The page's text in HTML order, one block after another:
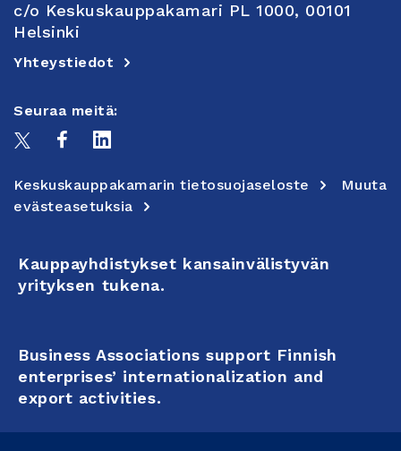
c/o Keskuskauppakamari PL 1000, 00101
Helsinki
Yhteystiedot
Seuraa meitä:
Keskuskauppakamarin tietosuojaseloste
Muuta
evästeasetuksia
Kauppayhdistykset kansainvälistyvän
yrityksen tukena.
Business Associations support Finnish
enterprises’ internationalization and
export activities.